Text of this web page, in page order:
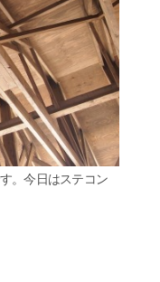
。今日はステコン